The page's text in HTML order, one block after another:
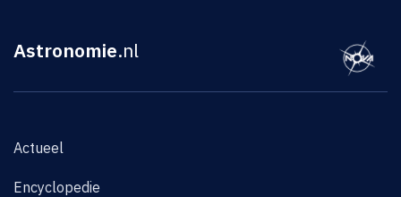
Astronomie.nl
Actueel
Encyclopedie